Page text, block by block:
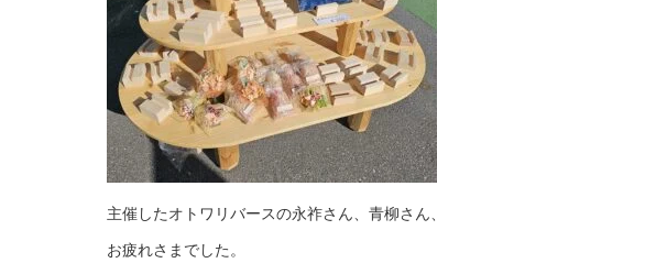
主催したオトワリバースの永祚さん、青柳さん、
お疲れさまでした。